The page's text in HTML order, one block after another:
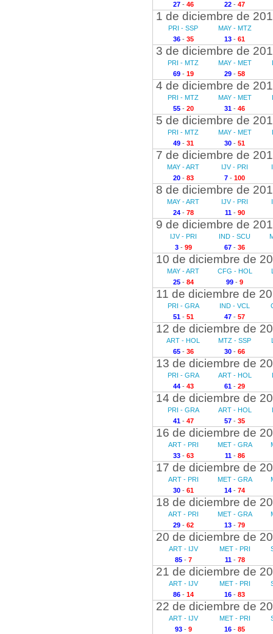
27- 46
22 - 47
1 de diciembre de
PRI - SSP
36- 35
MAY - MTZ
13 - 61
3 de diciembre de
PRI - MTZ
69- 19
MAY - MET
29 - 58
4 de diciembre de
PRI - MTZ
55- 20
MAY - MET
31 - 46
5 de diciembre de
PRI - MTZ
49- 31
MAY - MET
30 - 51
7 de diciembre de
MAY - ART
20- 83
IJV - PRI
7 - 100
8 de diciembre de
MAY - ART
24- 78
IJV - PRI
11- 90
9 de diciembre de
IJV - PRI
3- 99
IND - SCU
67 - 36
10 de diciembre de
MAY - ART
25- 84
CFG - HOL
99 - 9
11 de diciembre de
PRI - GRA
51- 51
IND - VCL
47 - 57
12 de diciembre de
ART - HOL
65- 36
MTZ - SSP
30 - 66
13 de diciembre de
PRI - GRA
44- 43
ART - HOL
61 - 29
14 de diciembre de
PRI - GRA
41- 47
ART - HOL
57 - 35
16 de diciembre de
ART - PRI
33- 63
MET - GRA
11- 86
17 de diciembre de
ART - PRI
30- 61
MET - GRA
14 - 74
18 de diciembre de
ART - PRI
29- 62
MET - GRA
13 - 79
20 de diciembre de
ART - IJV
85- 7
MET - PRI
11- 78
21 de diciembre de
ART - IJV
86- 14
MET - PRI
16 - 83
22 de diciembre de
ART - IJV
93- 9
MET - PRI
16 - 85